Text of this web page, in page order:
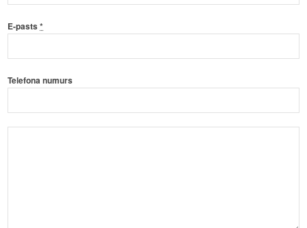
E-pasts*
Telefona numurs